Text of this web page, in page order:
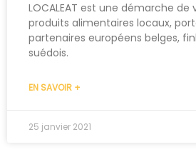
LOCALEAT est une démarche de
produits alimentaires locaux,
partenaires européens belges,
suédois.
EN SAVOIR +
25 janvier 2021